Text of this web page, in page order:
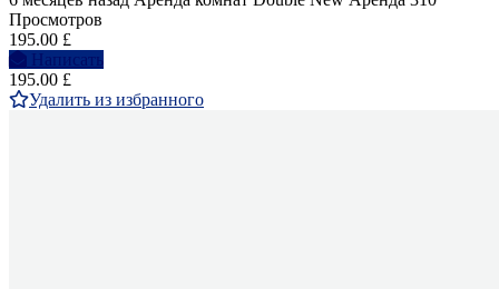
Просмотров
195.00 £
Написать
195.00 £
Удалить из избранного